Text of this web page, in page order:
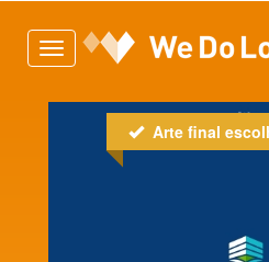
Toggle
navigation
Arte final